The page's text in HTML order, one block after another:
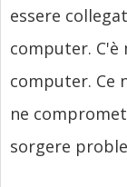
essere
computer.
computer. Ce
ne
sorgere